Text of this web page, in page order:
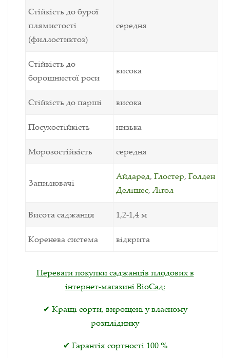
Стійкість до бурої
плямистості
(филлостиктоз)
середня
Стійкість до
борошнистої роси
висока
Стійкість до парші висока
Посухостійкість низька
Морозостійкість середня
Запилювачі
Айдаред, Глостер, Голден
Делішес,Лігол
Висота саджанця 1,2-1,4 м
Коренева система відкрита
Переваги покупки саджанців плодових в
інтернет-магазині ВіоСад:
✔ Кращі сорти, вирощені у власному
розпліднику
✔ Гарантія сортності 100 %